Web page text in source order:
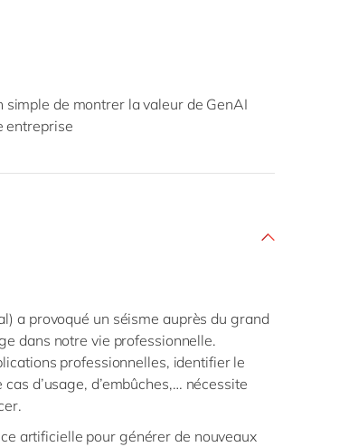
simple de montrer la valeur de GenAI
entreprise
a provoqué un séisme auprès du grand
dans notre vie professionnelle.
professionnelles, identifier le
d’usage, d’embûches,… nécessite
artificielle pour générer de nouveaux